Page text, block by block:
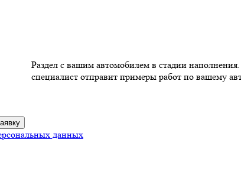
Раздел с вашим автомобилем в стадии
специалист отправит примеры работ по вашему
данных